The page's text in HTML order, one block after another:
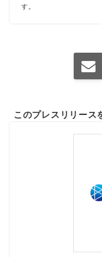
す。
このプレスリリース